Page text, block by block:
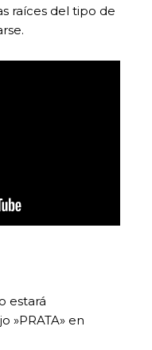
raíces del tipo de
estará
»PRATA» en